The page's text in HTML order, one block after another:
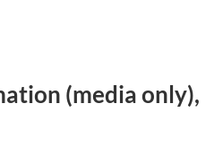
(media only),